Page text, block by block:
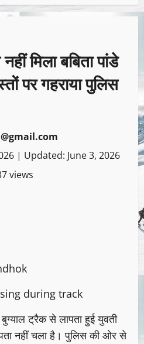
मिला बबिता पांडे
पर गहराया पुलिस
| Updated: June 3, 2026
views
बुग्याल ट्रैक से लापता हुई युवती
नहीं चला है। पुलिस की ओर से